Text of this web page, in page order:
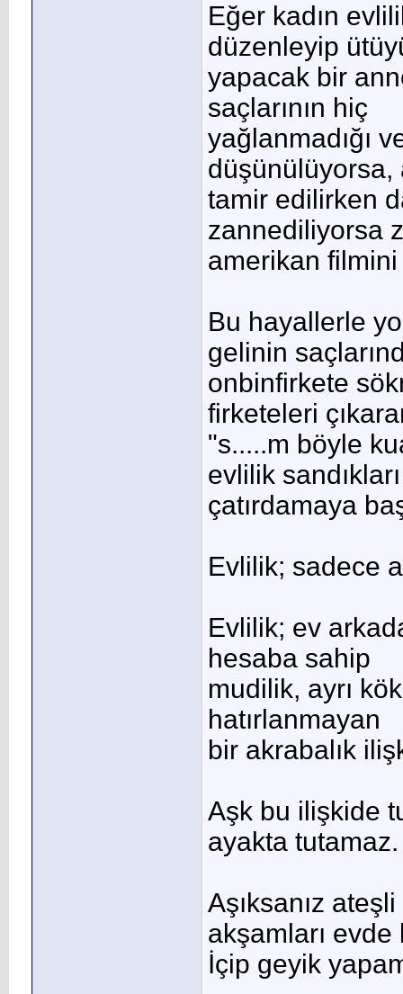
Eğer kadın
düzenleyip
yapacak bir
saçlarının hiç
yağlanmadığı
tamir edilirken
zannediliyorsa
amerikan filmini
Bu hayallerle
gelinin
onbinfirkete
firketeleri
"s.....m böyle
evlilik
çatırdamaya
Evlilik; sadece
Evlilik; ev
hesaba sahip
mudilik, ayrı
hatırlanmayan
bir akrabalık
Aşk bu ilişkide
ayakta tutamaz.
Aşıksanız
akşamları evde
İçip geyik